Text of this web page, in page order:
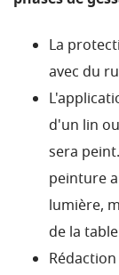
La
avec du
d'un lin
sera peint.
peinture
lumière,
de la